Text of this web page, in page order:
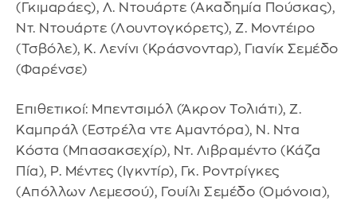
(Γκιμαράες), Λ. Ντουάρτε (Ακαδημία Πούσκας),
Ντ. Ντουάρτε (Λουντογκόρετς), Ζ. Μοντέιρο
(Τσβόλε), Κ. Λενίνι (Κράσνονταρ), Γιανίκ Σεμέδο
(Φαρένσε)
Επιθετικοί: Μπεντσιμόλ (Άκρον Τολιάτι), Ζ.
Καμπράλ (Εστρέλα ντε Αμαντόρα), Ν. Ντα
Κόστα (Μπασακσεχίρ), Ντ. Λιβραμέντο (Κάζα
Πία), Ρ. Μέντες (Ιγκντίρ), Γκ. Ροντρίγκες
(Απόλλων Λεμεσού), Γουίλι Σεμέδο (Ομόνοια),